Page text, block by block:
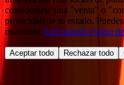
considerarse una "venta" o
privacidad de tu estado.
momento. Lee nuestro Aviso
Aceptar todo Rechazar todo